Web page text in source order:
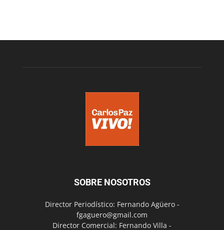
SOBRE NOSOTROS
Director Periodístico: Fernando Agüero -
fgaguero@gmail.com
Director Comercial: Fernando Villa -